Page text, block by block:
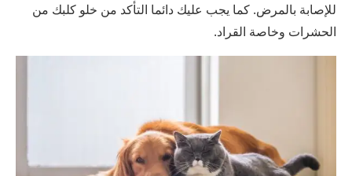
للإصابة بالمرض. كما يجب عليك دائما التأكد من خلو كلبك من
الحشرات وخاصة القراد.